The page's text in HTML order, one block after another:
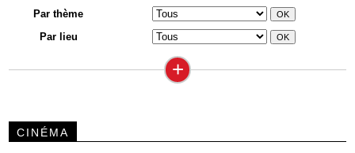
Par thème
Par lieu
+
CINÉMA